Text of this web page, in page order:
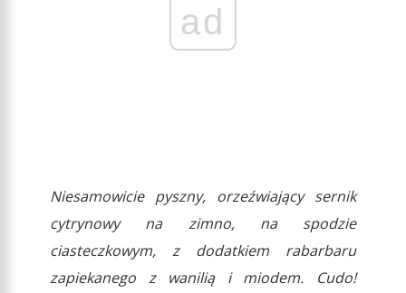
ad
Niesamowicie pyszny, orzeźwiający sernik
cytrynowy na zimno, na spodzie
ciasteczkowym, z dodatkiem rabarbaru
zapiekanego z wanilią i miodem. Cudo!